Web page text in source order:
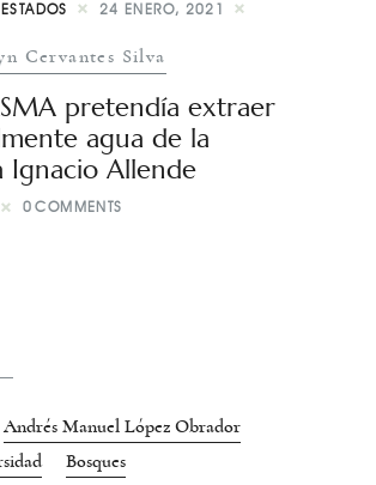
ESTADOS 24 ENERO, 2021
Cervantes Silva
pretendía extraer
agua de la
Ignacio Allende
0 COMMENTS
Andrés Manuel López Obrador
Bosques